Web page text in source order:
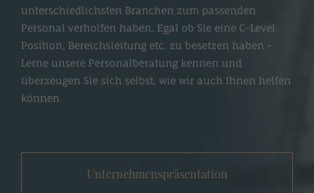
unterschiedlichsten Branchen zum passenden
Personal verholfen haben. Egal ob Sie eine C-Level
Position, Bereichsleitung etc. zu besetzen haben -
Lerne unsere Personalberatung kennen und
überzeugen Sie sich selbst, wie wir auch Ihnen helfen
können.
Unternehmenspräsentation